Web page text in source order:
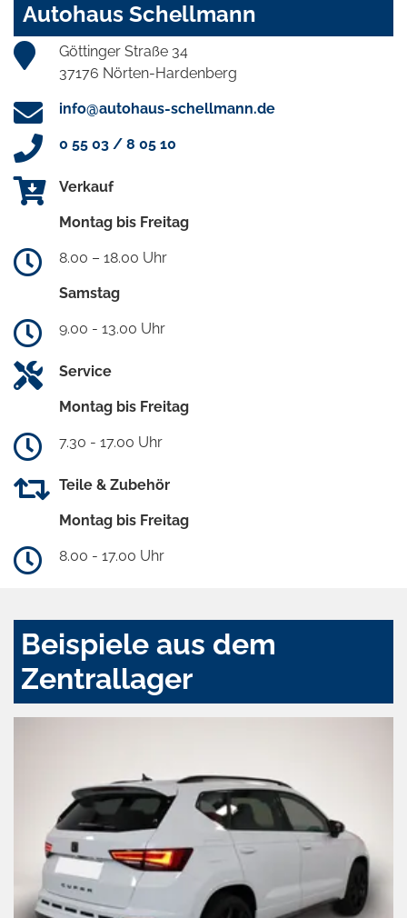
Autohaus Schellmann
Göttinger Straße 34
37176 Nörten-Hardenberg
info@autohaus-schellmann.de
0 55 03 / 8 05 10
Verkauf
Montag bis Freitag
8.00 – 18.00 Uhr
Samstag
9.00 - 13.00 Uhr
Service
Montag bis Freitag
7.30 - 17.00 Uhr
Teile & Zubehör
Montag bis Freitag
8.00 - 17.00 Uhr
Beispiele aus dem
Zentrallager